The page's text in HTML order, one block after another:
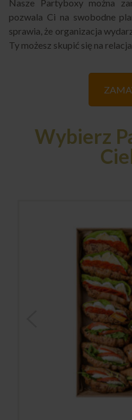
Nasze Partyboxy można
pozwala Ci na swobodne
sprawia, że organizacja
Ty możesz skupić się na
Wybierz